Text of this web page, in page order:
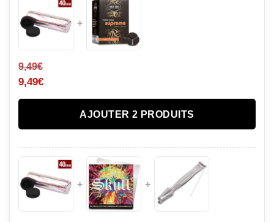
+
9,49€
9,49€
AJOUTER 2 PRODUITS
+ +